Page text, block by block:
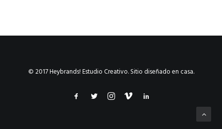
© 2017 Heybrands! Estudio Creativo. Sitio diseñado en casa.